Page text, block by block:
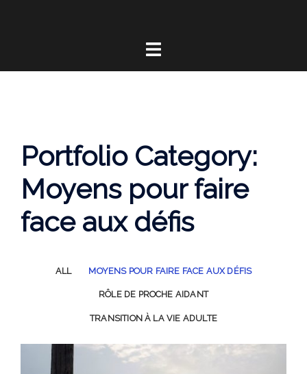
Portfolio Category:
Moyens pour faire
face aux défis
ALL MOYENS POUR FAIRE FACE AUX DÉFIS
RÔLE DE PROCHE AIDANT
TRANSITION À LA VIE ADULTE